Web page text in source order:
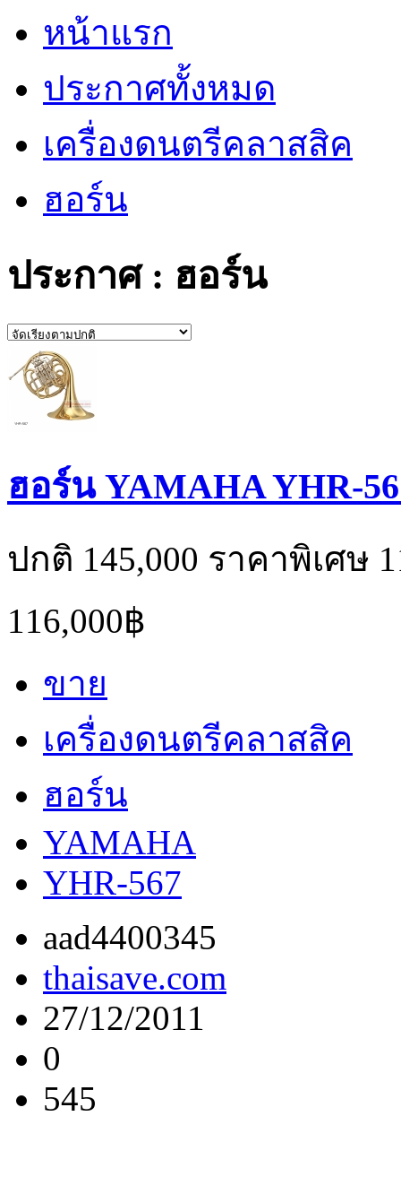
หน้าแรก
ประกาศทั้งหมด
เครื่องดนตรีคลาสสิค
ฮอร์น
ประกาศ : ฮอร์น
ฮอร์น YAMAHA YHR-
ปกติ 145,000 ราคาพิเศษ
116,000฿
ขาย
เครื่องดนตรีคลาสสิค
ฮอร์น
YAMAHA
YHR-567
aad4400345
thaisave.com
27/12/2011
0
545